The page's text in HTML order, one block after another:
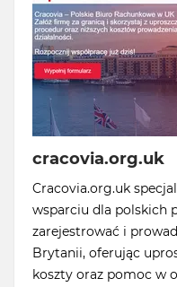
cracovia.org.uk
Cracovia.org.uk
wsparciu dla polskich
zarejestrować i
Brytanii, oferując
koszty oraz pomoc w